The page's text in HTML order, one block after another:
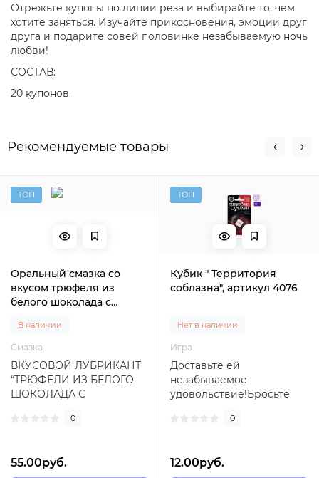
Отрежьте купоны по линии реза и выбирайте то, чем
хотите заняться. Изучайте прикосновения, эмоции друг
друга и подарите совей половинке незабываемую ночь
любви!
СОСТАВ:
20 купонов.
Рекомендуемые товары
ТОП
Оральный смазка со
вкусом трюфеля из
белого шоколада с
модель 22699
В наличии
Смазка
ВКУСОВОЙ ЛУБРИКАНТ
“ТРЮФЕЛИ ИЗ БЕЛОГО
ШОКОЛАДА С
CHOCOLATE RASPBERRY
0
55.00руб.
ТОП
Кубик " Территория
соблазна", артикул 4076
Нет в наличии
Игра
Доставьте ей
незабываемое
удовольствие!Бросьте
вид наслаждения,
0
12.00руб.